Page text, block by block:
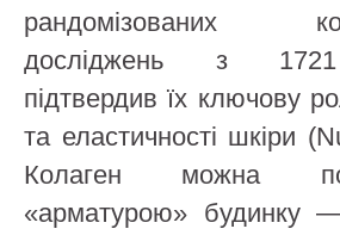
рандомізованих
досліджень з 1721
підтвердив їх ключову
та еластичності шкіри
Колаген можна
«арматурою» будинку